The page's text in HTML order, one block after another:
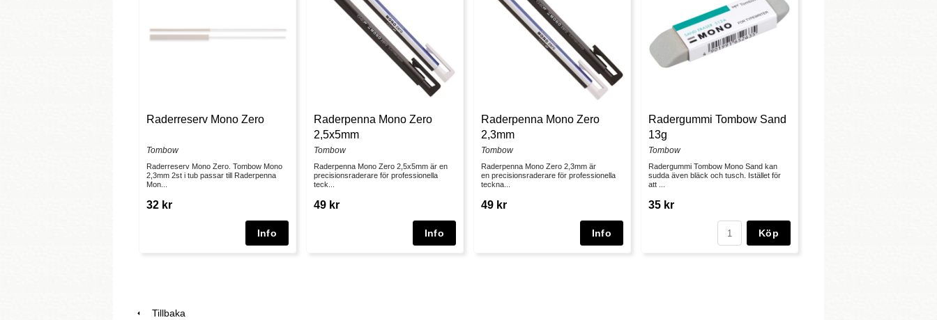
Raderreserv Mono Zero
Tombow
Raderreserv Mono Zero. Tombow Mono
2,3mm 2st i tub passar till Raderpenna
Mon...
32 kr
Raderpenna Mono Zero
2,5x5mm
Tombow
Raderpenna Mono Zero 2,5x5mm är en
precisionsraderare för professionella
teck...
49 kr
Raderpenna Mono Zero
2,3mm
Tombow
Raderpenna Mono Zero 2,3mm är
en precisionsraderare för professionella
teckna...
49 kr
Radergummi Tombow Sand
13g
Tombow
Radergummi Tombow Mono Sand kan
sudda även bläck och tusch. Istället för
att ...
35 kr
Köp
Tillbaka